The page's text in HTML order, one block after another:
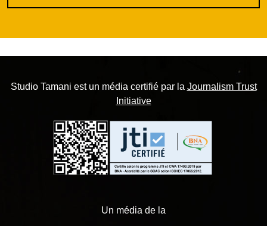
Studio Tamani est un média certifié par la Journalism Trust
Initiative
Un média de la